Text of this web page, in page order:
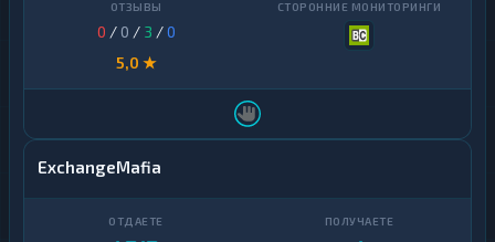
0 / 0 / 3 /0
5,0 ★
ExchangeMafia